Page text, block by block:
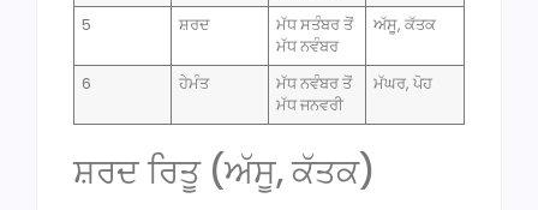
5 ਸ਼ਰਦ
ਮੱਧ ਸਤੰਬਰ ਤੋਂ
ਮੱਧ ਨਵੰਬਰ
ਅੱਸੂ, ਕੱਤਕ
6 ਹੇਮੰਤ
ਮੱਧ ਨਵੰਬਰ ਤੋਂ
ਮੱਧ ਜਨਵਰੀ
ਮੱਘਰ, ਪੋਹ
ਸ਼ਰਦ ਰਿਤੂ (ਅੱਸੂ, ਕੱਤਕ)